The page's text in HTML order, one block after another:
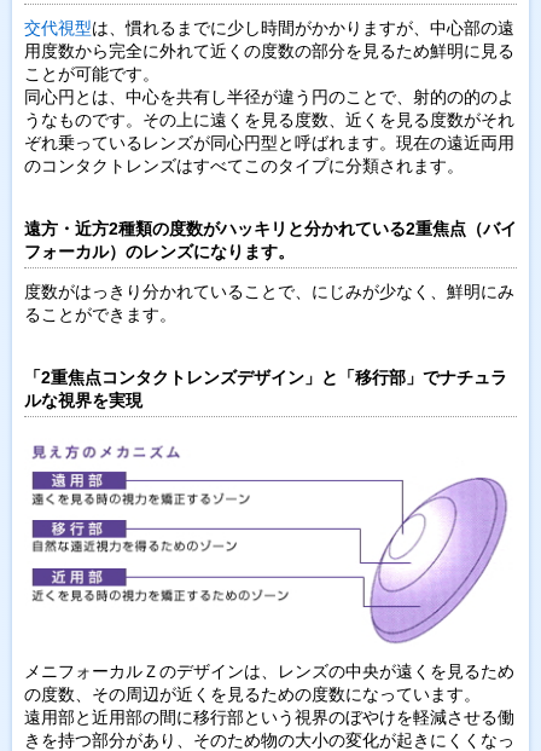
交代視型は、慣れるまでに少し時間がかかりますが、中心部の遠
用度数から完全に外れて近くの度数の部分を見るため鮮明に見る
ことが可能です。
同心円とは、中心を共有し半径が違う円のことで、射的の的のよ
うなものです。その上に遠くを見る度数、近くを見る度数がそれ
ぞれ乗っているレンズが同心円型と呼ばれます。現在の遠近両用
のコンタクトレンズはすべてこのタイプに分類されます。
遠方・近方2種類の度数がハッキリと分かれている2重焦点（バイ
フォーカル）のレンズになります。
度数がはっきり分かれていることで、にじみが少なく、鮮明にみ
ることができます。
「2重焦点コンタクトレンズデザイン」と「移行部」でナチュラ
ルな視界を実現
メニフォーカルＺのデザインは、レンズの中央が遠くを見るため
の度数、その周辺が近くを見るための度数になっています。
遠用部と近用部の間に移行部という視界のぼやけを軽減させる働
きを持つ部分があり、そのため物の大小の変化が起きにくくなっ